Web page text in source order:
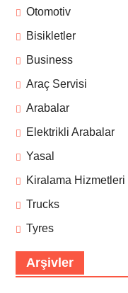
Otomotiv
Bisikletler
Business
Araç Servisi
Arabalar
Elektrikli Arabalar
Yasal
Kiralama Hizmetleri
Trucks
Tyres
Arşivler